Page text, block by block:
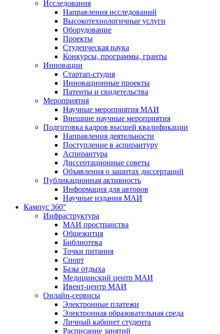
Исследования
Направления исследований
Высокотехнологичные услуги
Оборудование
Проекты
Студенческая наука
Конкурсы, программы, гранты
Инновации
Стартап-студия
Инновационные проекты
Патенты и свидетельства
Мероприятия
Научные мероприятия МАИ
Внешние научные мероприятия
Подготовка кадров высшей квалификации
Направления деятельности
Поступление в аспирантуру
Аспирантура
Диссертационные советы
Объявления о защитах диссертаций
Публикационная активность
Информация для авторов
Научные издания МАИ
Кампус 360°
Инфраструктура
МАИ пространства
Общежития
Библиотека
Точки питания
Спорт
Базы отдыха
Медицинский центр МАИ
Ивент-центр МАИ
Онлайн-сервисы
Электронные платежи
Электронная образовательная среда
Личный кабинет студента
Расписание занятий